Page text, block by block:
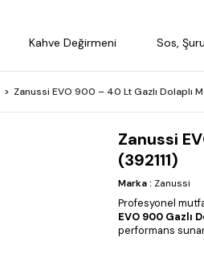
Kahve Değirmeni Sos,
Zanussi EVO 900 – 40 Lt Gazlı Dolaplı
Zanussi
(392111)
Marka: Zanussi
Profesyonel
EVO 900 Gazlı
performans